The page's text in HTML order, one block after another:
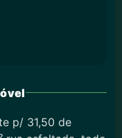
p/ 31,50 de